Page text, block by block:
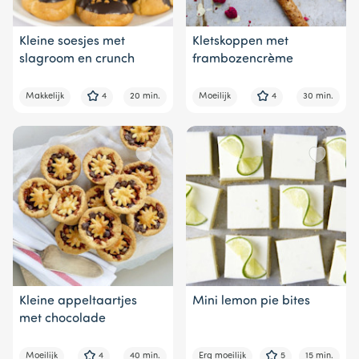
Kleine soesjes met
slagroom en crunch
Makkelijk 4 20 min.
Kletskoppen met
frambozencrème
Moeilijk 4 30 min.
Kleine appeltaartjes
met chocolade
Moeilijk 4 40 min.
Mini lemon pie bites
Erg moeilijk 5 15 min.